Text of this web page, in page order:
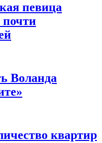
певица
почти
Воланда
квартир